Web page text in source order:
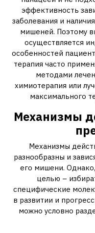
эффективность
заболевания и
мишеней. Поэтому
осуществляется
особенностей
терапия часто
методами
химиотерапия или
максимального
Механизмы
Механизмы
разнообразны и
его мишени.
целью –
специфические
в развитии и
можно условно